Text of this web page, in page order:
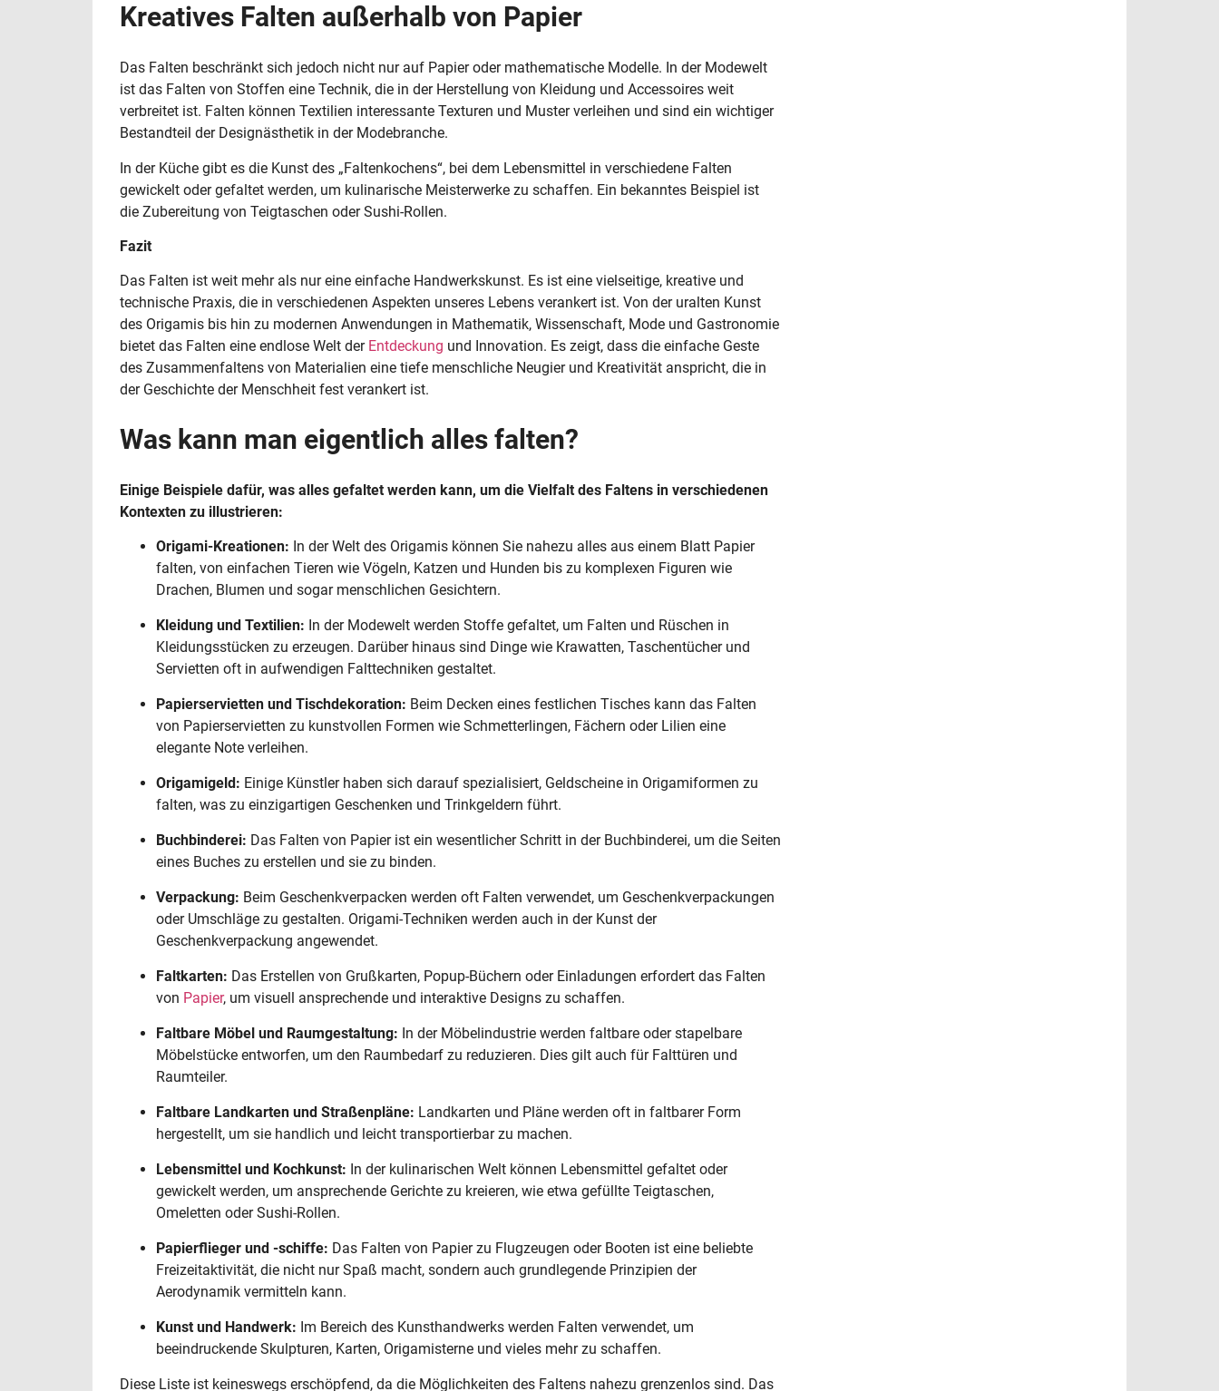
Kreatives Falten außerhalb von Papier
Das Falten beschränkt sich jedoch nicht nur auf Papier oder mathematische Modelle. In der Modewelt
ist das Falten von Stoffen eine Technik, die in der Herstellung von Kleidung und Accessoires weit
verbreitet ist. Falten können Textilien interessante Texturen und Muster verleihen und sind ein wichtiger
Bestandteil der Designästhetik in der Modebranche.
In der Küche gibt es die Kunst des „Faltenkochens“, bei dem Lebensmittel in verschiedene Falten
gewickelt oder gefaltet werden, um kulinarische Meisterwerke zu schaffen. Ein bekanntes Beispiel ist
die Zubereitung von Teigtaschen oder Sushi-Rollen.
Fazit
Das Falten ist weit mehr als nur eine einfache Handwerkskunst. Es ist eine vielseitige, kreative und
technische Praxis, die in verschiedenen Aspekten unseres Lebens verankert ist. Von der uralten Kunst
des Origamis bis hin zu modernen Anwendungen in Mathematik, Wissenschaft, Mode und Gastronomie
bietet das Falten eine endlose Welt der Entdeckung und Innovation. Es zeigt, dass die einfache Geste
des Zusammenfaltens von Materialien eine tiefe menschliche Neugier und Kreativität anspricht, die in
der Geschichte der Menschheit fest verankert ist.
Was kann man eigentlich alles falten?
Einige Beispiele dafür, was alles gefaltet werden kann, um die Vielfalt des Faltens in verschiedenen
Kontexten zu illustrieren:
Origami-Kreationen: In der Welt des Origamis können Sie nahezu alles aus einem Blatt Papier
falten, von einfachen Tieren wie Vögeln, Katzen und Hunden bis zu komplexen Figuren wie
Drachen, Blumen und sogar menschlichen Gesichtern.
Kleidung und Textilien: In der Modewelt werden Stoffe gefaltet, um Falten und Rüschen in
Kleidungsstücken zu erzeugen. Darüber hinaus sind Dinge wie Krawatten, Taschentücher und
Servietten oft in aufwendigen Falttechniken gestaltet.
Papierservietten und Tischdekoration: Beim Decken eines festlichen Tisches kann das Falten
von Papierservietten zu kunstvollen Formen wie Schmetterlingen, Fächern oder Lilien eine
elegante Note verleihen.
Origamigeld: Einige Künstler haben sich darauf spezialisiert, Geldscheine in Origamiformen zu
falten, was zu einzigartigen Geschenken und Trinkgeldern führt.
Buchbinderei: Das Falten von Papier ist ein wesentlicher Schritt in der Buchbinderei, um die Seiten
eines Buches zu erstellen und sie zu binden.
Verpackung: Beim Geschenkverpacken werden oft Falten verwendet, um Geschenkverpackungen
oder Umschläge zu gestalten. Origami-Techniken werden auch in der Kunst der
Geschenkverpackung angewendet.
Faltkarten: Das Erstellen von Grußkarten, Popup-Büchern oder Einladungen erfordert das Falten
von Papier, um visuell ansprechende und interaktive Designs zu schaffen.
Faltbare Möbel und Raumgestaltung: In der Möbelindustrie werden faltbare oder stapelbare
Möbelstücke entworfen, um den Raumbedarf zu reduzieren. Dies gilt auch für Falttüren und
Raumteiler.
Faltbare Landkarten und Straßenpläne: Landkarten und Pläne werden oft in faltbarer Form
hergestellt, um sie handlich und leicht transportierbar zu machen.
Lebensmittel und Kochkunst: In der kulinarischen Welt können Lebensmittel gefaltet oder
gewickelt werden, um ansprechende Gerichte zu kreieren, wie etwa gefüllte Teigtaschen,
Omeletten oder Sushi-Rollen.
Papierflieger und -schiffe: Das Falten von Papier zu Flugzeugen oder Booten ist eine beliebte
Freizeitaktivität, die nicht nur Spaß macht, sondern auch grundlegende Prinzipien der
Aerodynamik vermitteln kann.
Kunst und Handwerk: Im Bereich des Kunsthandwerks werden Falten verwendet, um
beeindruckende Skulpturen, Karten, Origamisterne und vieles mehr zu schaffen.
Diese Liste ist keineswegs erschöpfend, da die Möglichkeiten des Faltens nahezu grenzenlos sind. Das